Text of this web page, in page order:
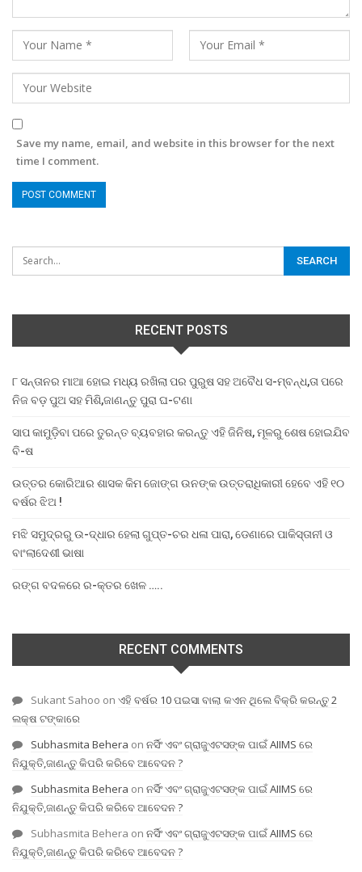
Save my name, email, and website in this browser for the next
time I comment.
RECENT POSTS
୮ ସନ୍ତାନର ମାଆ ହୋଇ ମଧ୍ୟ ରଖିଲା ପର ପୁରୁଷ ସହ ଅବୈଧ ସ-ମ୍ବନ୍ଧ,ତା ପରେ
ନିଜ ବଡ଼ ପୁଅ ସହ ମିଶି,ଜାଣନ୍ତୁ ପୁରା ଘ-ଟଣା
ସାପ କାମୁଡ଼ିବା ପରେ ତୁରନ୍ତ ବ୍ୟବହାର କରନ୍ତୁ ଏହି ଜିନିଷ, ମୂଳରୁ ଶେଷ ହୋଇଯିବ
ବି-ଷ
ଉତ୍ତର କୋରିଆର ଶାସକ କିମ ଜୋଙ୍ଗ ଉନଙ୍କ ଉତ୍ତରାଧିକାରୀ ହେବେ ଏହି ୧୦
ବର୍ଷର ଝିଅ !
ମଝି ସମୁଦ୍ରରୁ ଉ-ଦ୍ଧାର ହେଲା ଗୁପ୍ତ-ଚର ଧଳା ପାରା, ଡେଣାରେ ପାକିସ୍ତାନୀ ଓ
ବାଂଲାଦେଶୀ ଭାଷା
ରଙ୍ଗ ବଦଳରେ ର-କ୍ତର ଖେଳ …..
RECENT COMMENTS
Sukant Sahoo on ଏହି ବର୍ଷର 10 ପଇସା ବାଲା କଏନ ଥିଲେ ବିକ୍ରି କରନ୍ତୁ 2
ଲକ୍ଷ ଟଙ୍କାରେ
Subhasmita Behera on ନର୍ସିଂ ଏବଂ ଗ୍ରାଜୁଏଟସଙ୍କ ପାଇଁ AIIMS ରେ
ନିଯୁକ୍ତି,ଜାଣନ୍ତୁ କିପରି କରିବେ ଆବେଦନ ?
Subhasmita Behera on ନର୍ସିଂ ଏବଂ ଗ୍ରାଜୁଏଟସଙ୍କ ପାଇଁ AIIMS ରେ
ନିଯୁକ୍ତି,ଜାଣନ୍ତୁ କିପରି କରିବେ ଆବେଦନ ?
Subhasmita Behera on ନର୍ସିଂ ଏବଂ ଗ୍ରାଜୁଏଟସଙ୍କ ପାଇଁ AIIMS ରେ
ନିଯୁକ୍ତି,ଜାଣନ୍ତୁ କିପରି କରିବେ ଆବେଦନ ?